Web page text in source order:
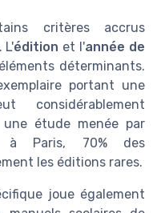
critères accrus
L'édition et l'année de
déterminants.
portant une
considérablement
une étude menée par
à Paris, 70% des
les éditions rares.
joue également